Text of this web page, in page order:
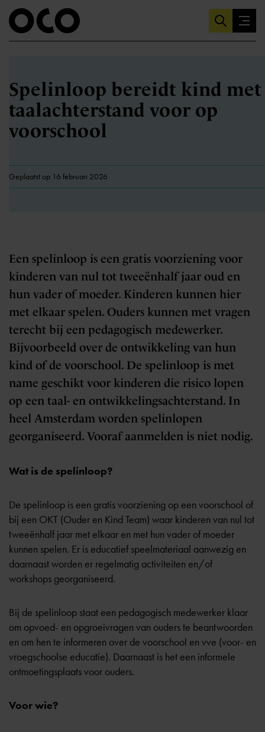
Spelinloop bereidt kind met
taalachterstand voor op
voorschool
Geplaatst op 16 februari 2026
Een spelinloop is een gratis voorziening voor
kinderen van nul tot tweeënhalf jaar oud en
hun vader of moeder. Kinderen kunnen hier
met elkaar spelen. Ouders kunnen met vragen
terecht bij een pedagogisch medewerker.
Bijvoorbeeld over de ontwikkeling van hun
kind of de voorschool. De spelinloop is met
name geschikt voor kinderen die risico lopen
op een taal- en ontwikkelingsachterstand. In
heel Amsterdam worden spelinlopen
georganiseerd. Vooraf aanmelden is niet nodig.
Wat is de spelinloop?
De spelinloop is een gratis voorziening op een voorschool of
bij een OKT (Ouder en Kind Team) waar kinderen van nul tot
tweeënhalf jaar met elkaar en met hun vader of moeder
kunnen spelen. Er is educatief speelmateriaal aanwezig en
daarnaast worden er regelmatig activiteiten en/of
workshops georganiseerd.
Bij de spelinloop staat een pedagogisch medewerker klaar
om opvoed- en opgroeivragen van ouders te beantwoorden
en om hen te informeren over de voorschool en vve (voor- en
vroegschoolse educatie). Daarnaast is het een informele
ontmoetingsplaats voor ouders.
Voor wie?